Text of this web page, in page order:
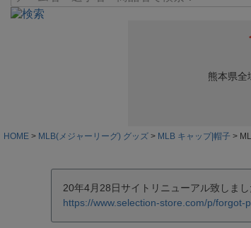
HOME MLB(メジャーリーグ) グッズ MLB キャップ|帽子
20年4月28日サイトリニューアル致しま
https://www.selection-store.com/p/forgot-